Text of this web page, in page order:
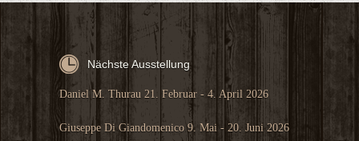
Nächste Ausstellung
Daniel M. Thurau 21. Februar - 4. April 2026
Giuseppe Di Giandomenico 9. Mai - 20. Juni 2026